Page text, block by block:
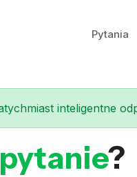
Pytania
inteligentne
pytanie?